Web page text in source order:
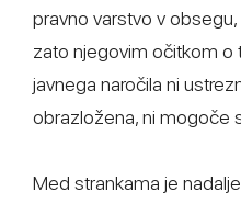
pravno varstvo v
zato njegovim očitkom o
javnega naročila ni
obrazložena, ni mogoče
Med strankama je